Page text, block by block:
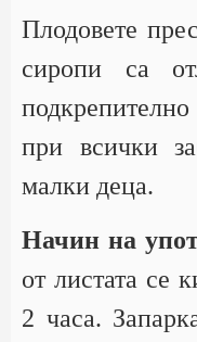
Плодовете
сиропи са
при всички
малки деца.
Начин на
от листата се
2 часа.